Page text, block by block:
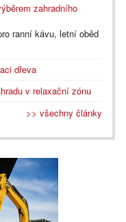
zahradního
ranní kávu, letní oběd
dřeva
v relaxační zónu
>> všechny články